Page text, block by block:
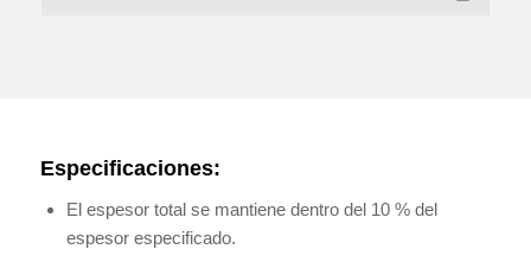
Especificaciones:
El espesor total se mantiene dentro del 10 % del
espesor especificado.